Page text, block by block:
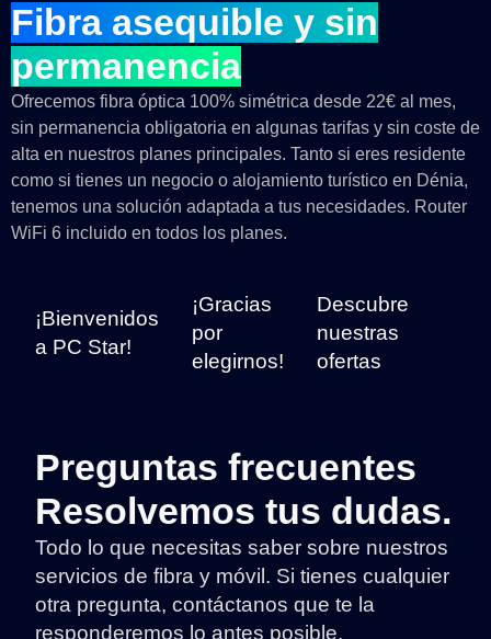
Fibra asequible y sin
permanencia
Ofrecemos fibra óptica 100% simétrica desde 22€ al mes,
sin permanencia obligatoria en algunas tarifas y sin coste de
alta en nuestros planes principales. Tanto si eres residente
como si tienes un negocio o alojamiento turístico en Dénia,
tenemos una solución adaptada a tus necesidades. Router
WiFi 6 incluido en todos los planes.
¡Bienvenidos
a PC Star!
¡Gracias
por
elegirnos!
Descubre
nuestras
ofertas
Preguntas frecuentes
Resolvemos tus dudas.
Todo lo que necesitas saber sobre nuestros
servicios de fibra y móvil. Si tienes cualquier
otra pregunta, contáctanos que te la
responderemos lo antes posible.